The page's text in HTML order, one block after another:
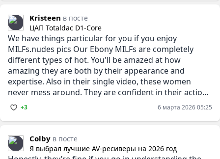
Kristeen в посте
ЦАП Totaldac D1-Core
We have things particular for you if you enjoy
MILFs.nudes pics Our Ebony MILFs are completely
different types of hot. You'll be amazed at how
amazing they are both by their appearance and
expertise. Also in their single video, these women
never mess around. They are confident in their actions
and +3 6 марта 2026 05:25
Colby в посте
Я выбрал лучшие AV-ресиверы на 2026 год